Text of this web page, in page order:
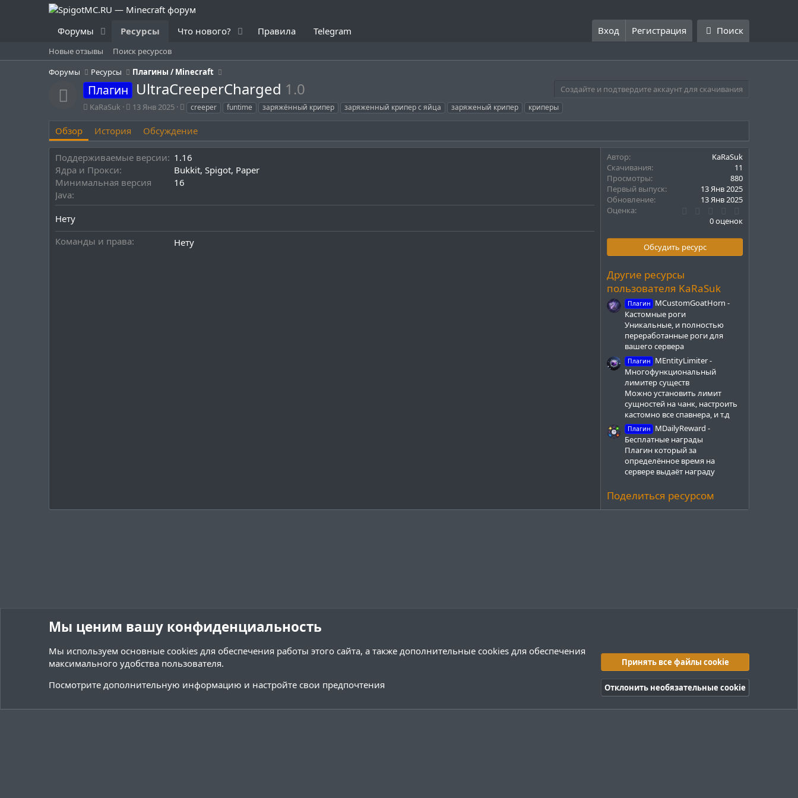
Форумы Ресурсы Что нового? Правила Telegram Вход Регистрация Поиск
Новые отзывы
Поиск ресурсов
Форумы
Ресурсы Плагины / Minecraft
Иконка ресурса
Плагин UltraCreeperCharged 1.0
Создайте и подтвердите аккаунт для скачивания
А
о
р
KaRaSuk
Д
а
с
о
д
н
13 Янв 2025
Т
г
и
creeper funtime заряжённый крипер заряженный крипер с яйца заряженый крипер криперы
Обзор История Обсуждение
Поддерживаемые версии
1.16
Ядра и Прокси
Bukkit Spigot Paper
Минимальная версия
Java
16
Нету
Команды и права
Нету
Автор
KaRaSuk
Скачивания
11
Просмотры
880
Первый выпуск
13 Янв 2025
Обновление
13 Янв 2025
Оценка
0
0
в
0 оценок
Обсудить ресурс
Другие ресурсы
пользователя KaRaSuk
Плагин
MCustomGoatHorn -
Кастомные роги
Уникальные, и полностью
переработанные роги для
вашего сервера
Плагин
MEntityLimiter -
Многофункциональный
лимитер существ
Можно установить лимит
сущностей на чанк, настроить
кастомно все спавнера, и т.д
Плагин
MDailyReward -
Бесплатные награды
Плагин который за
определённое время на
сервере выдаёт награду
Поделиться ресурсом
Ресурсы
Политика конфиденциальности Помощь
R
Мы ценим вашу конфиденциальность
Мы используем основные cookies для обеспечения работы этого сайта, а также дополнительные cookies для обеспечения
максимального удобства пользователя.
Посмотрите дополнительную информацию и настройте свои предпочтения
Принять все файлы cookie
Отклонить необязательные cookie